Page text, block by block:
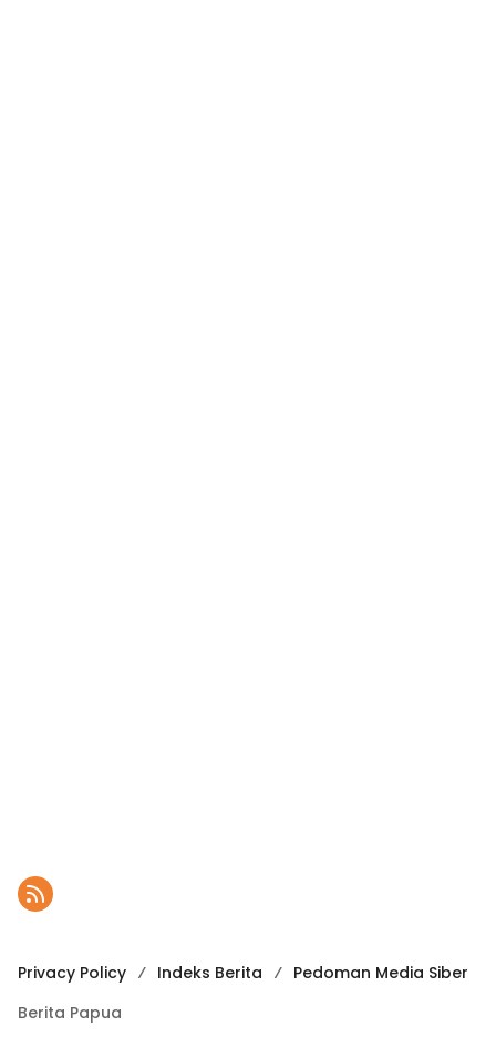
Privacy Policy Indeks Berita
Pedoman Media Siber
Berita Papua